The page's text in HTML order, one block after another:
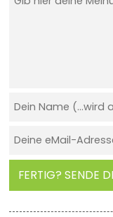
FERTIG? SENDE